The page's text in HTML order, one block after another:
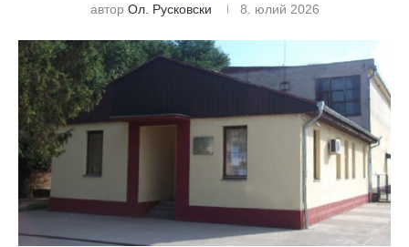
автор Ол. Русковски 8. юлий 2026